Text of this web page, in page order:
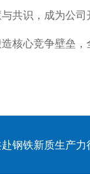
共识，成为公司
核心竞争壁垒，
钢铁新质生产力